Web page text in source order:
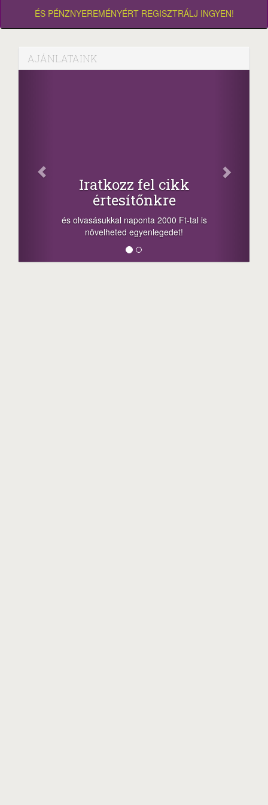
ÉS PÉNZNYEREMÉNYÉRT REGISZTRÁLJ INGYEN!
AJÁNLATAINK
fel cikk
naponta 2000 Ft-tal is
egyenlegedet!
Oszd
megosztási